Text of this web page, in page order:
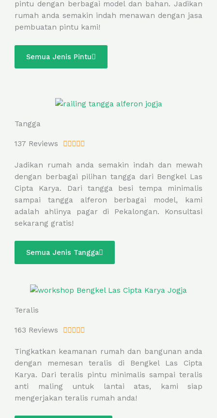
5
o
u
pintu dengan berbagai model dan bahan. Jadikan
rumah anda semakin indah menawan dengan jasa
pembuatan pintu kami!
Semua Jenis Pintu
Tangga
137 Reviews 
t
e
d
5
o
Jadikan rumah anda semakin indah dan mewah
dengan berbagai pilihan tangga dari Bengkel Las
Cipta Karya. Dari tangga besi tempa minimalis
sampai tangga alferon berbagai model, kami
adalah ahlinya pagar di Pekalongan. Konsultasi
sekarang gratis!
Semua Jenis Tangga
Teralis
163 Reviews 
t
d
5
o
Tingkatkan keamanan rumah dan bangunan anda
dengan memesan teralis di Bengkel Las Cipta
Karya. Dari teralis pintu minimalis sampai teralis
anti maling untuk lantai atas, kami siap
mengerjakan teralis rumah anda!